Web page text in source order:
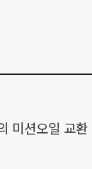
미션오일 교